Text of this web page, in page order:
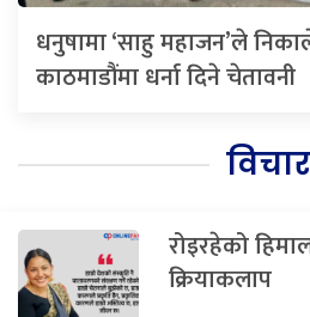
धनुषामा ‘साहु महाजन’ले
काठमाडौंमा धर्ना दिने चेतावनी
विचार
रोइरहेको
क्रियाकलाप